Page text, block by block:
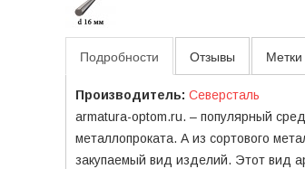
Подробности Отзывы Метки
Производитель: Северсталь
armatura-optom.ru. – популярный
металлопроката. А из сортового
закупаемый вид изделий. Этот вид